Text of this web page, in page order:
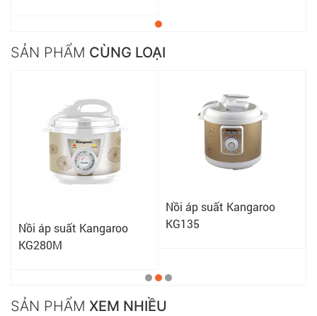
SẢN PHẨM CÙNG LOẠI
Nồi áp suất Kangaroo
KG280M
Nồi áp suất Kangaroo
KG135
SẢN PHẨM XEM NHIỀU